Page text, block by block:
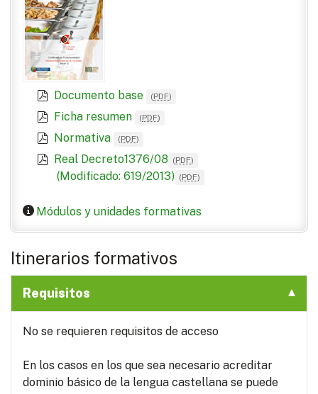
Documento base (PDF)
Ficha resumen (PDF)
Normativa (PDF)
Real Decreto1376/08 (PDF)
(Modificado: 619/2013) (PDF)
Módulos y unidades formativas
Itinerarios formativos
Requisitos
No se requieren requisitos de acceso
En los casos en los que sea necesario acreditar
dominio básico de la lengua castellana se puede